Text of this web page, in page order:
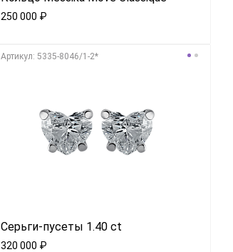
250 000 ₽
Aртикул: 5335-8046/1-2*
Серьги-пусеты 1.40 ct
320 000 ₽